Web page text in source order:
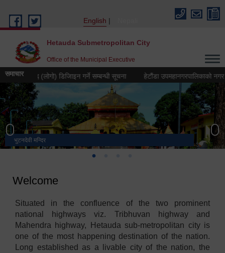
English
Hetauda Submetropolitan City
Office of the Municipal Executive
समाचार
चिह्न (लोगो) डिजिाइन गर्ने सम्बन्धी सूचना हेटौंडा उपमहानगरपालिकाको नगर गान
भुटनदेवी मन्दिर
स्मारक
हेटौंडा उपमहानगरपालिका नगर कार्यपालिकाको कार्यालय
मनकामना डाँडाबाट देखिएको दृश्य
Welcome
Situated in the confluence of the two prominent
national highways viz. Tribhuvan highway and
Mahendra highway, Hetauda sub-metropolitan city is
one of the most happening destination of the nation.
Long established as a livable city of the nation, the